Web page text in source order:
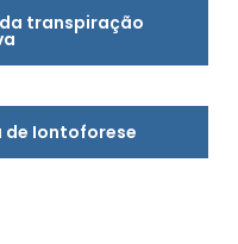
da transpiração
de Iontoforese